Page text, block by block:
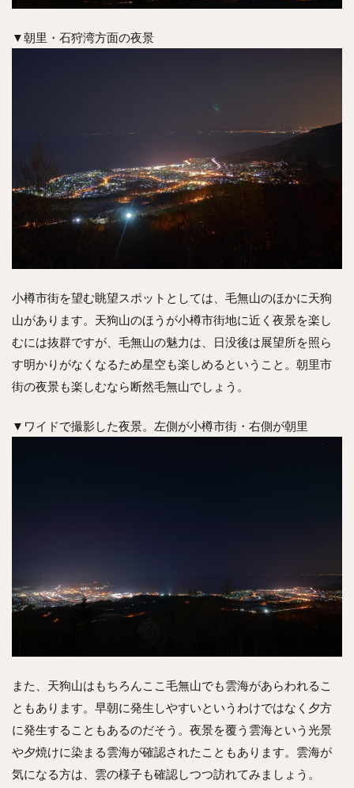
▼朝里・石狩湾方面の夜景
小樽市街を望む眺望スポットとしては、毛無山のほかに天狗
山があります。天狗山のほうが小樽市街地に近く夜景を楽し
むには抜群ですが、毛無山の魅力は、日没後は展望所を照ら
す明かりがなくなるため星空も楽しめるということ。朝里市
街の夜景も楽しむなら断然毛無山でしょう。
▼ワイドで撮影した夜景。左側が小樽市街・右側が朝里
また、天狗山はもちろんここ毛無山でも雲海があらわれるこ
ともあります。早朝に発生しやすいというわけではなく夕方
に発生することもあるのだそう。夜景を覆う雲海という光景
や夕焼けに染まる雲海が確認されたこともあります。雲海が
気になる方は、雲の様子も確認しつつ訪れてみましょう。